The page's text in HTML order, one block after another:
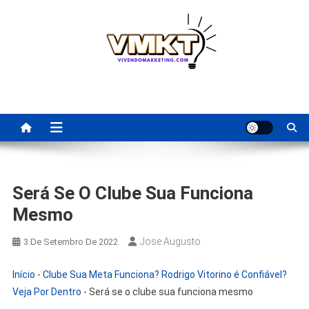
Para Revenda | Vivendo
Marketing
Será Se O Clube Sua Funciona
Mesmo
3 De Setembro De 2022 Jose Augusto
Início - Clube Sua Meta Funciona? Rodrigo Vitorino é Confiável?
Veja Por Dentro - Será se o clube sua funciona mesmo